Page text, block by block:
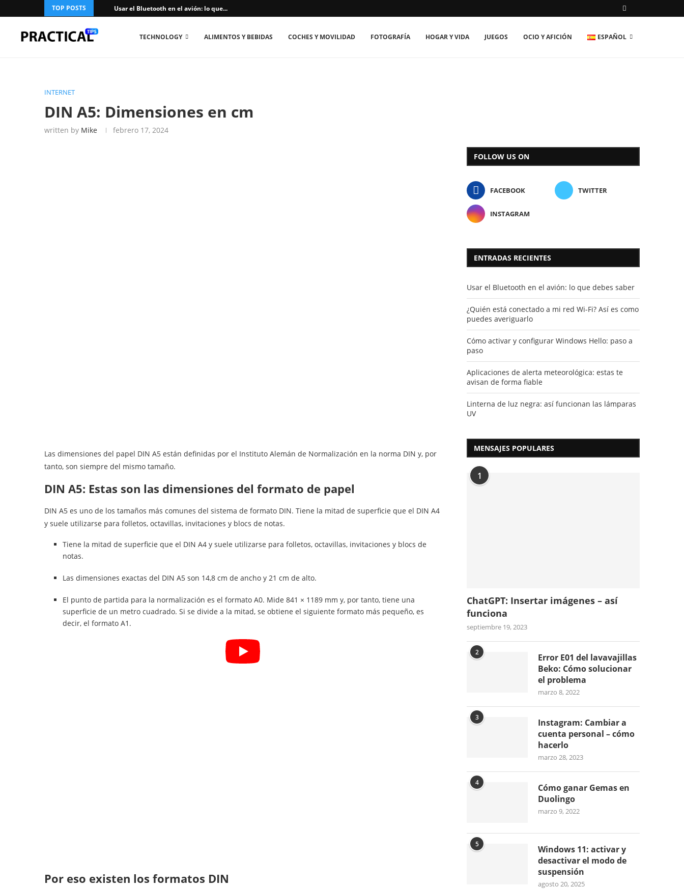
TOP POSTS Usar el Bluetooth en el avión: lo que...
TECHNOLOGY ALIMENTOS Y BEBIDAS COCHES Y MOVILIDAD FOTOGRAFÍA HOGAR Y VIDA JUEGOS OCIO Y AFICIÓN ESPAÑOL
INTERNET
DIN A5: Dimensiones en cm
written by Mike febrero 17, 2024
Las dimensiones del papel DIN A5 están definidas por el Instituto Alemán de Normalización en la norma DIN y, por
tanto, son siempre del mismo tamaño.
DIN A5: Estas son las dimensiones del formato de papel
DIN A5 es uno de los tamaños más comunes del sistema de formato DIN. Tiene la mitad de superficie que el DIN A4
y suele utilizarse para folletos, octavillas, invitaciones y blocs de notas.
Tiene la mitad de superficie que el DIN A4 y suele utilizarse para folletos, octavillas, invitaciones y blocs de
notas.
Las dimensiones exactas del DIN A5 son 14,8 cm de ancho y 21 cm de alto.
El punto de partida para la normalización es el formato A0. Mide 841 × 1189 mm y, por tanto, tiene una
superficie de un metro cuadrado. Si se divide a la mitad, se obtiene el siguiente formato más pequeño, es
decir, el formato A1.
Por eso existen los formatos DIN
FOLLOW US ON
FACEBOOK TWITTER
INSTAGRAM
ENTRADAS RECIENTES
Usar el Bluetooth en el avión: lo que debes saber
¿Quién está conectado a mi red Wi-Fi? Así es como
puedes averiguarlo
Cómo activar y configurar Windows Hello: paso a
paso
Aplicaciones de alerta meteorológica: estas te
avisan de forma fiable
Linterna de luz negra: así funcionan las lámparas
UV
MENSAJES POPULARES
1
ChatGPT: Insertar imágenes – así
funciona
septiembre 19, 2023
2
Error E01 del lavavajillas
Beko: Cómo solucionar
el problema
marzo 8, 2022
3
Instagram: Cambiar a
cuenta personal – cómo
hacerlo
marzo 28, 2023
4
Cómo ganar Gemas en
Duolingo
marzo 9, 2022
5
Windows 11: activar y
desactivar el modo de
suspensión
agosto 20, 2025